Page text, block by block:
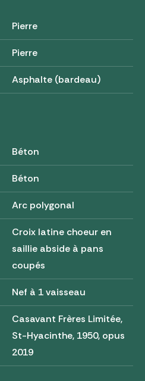
Pierre
Pierre
Asphalte (bardeau)
Béton
Béton
Arc polygonal
Croix latine choeur en
saillie abside à pans
coupés
Nef à 1 vaisseau
Casavant Frères Limitée,
St-Hyacinthe, 1950, opus
2019